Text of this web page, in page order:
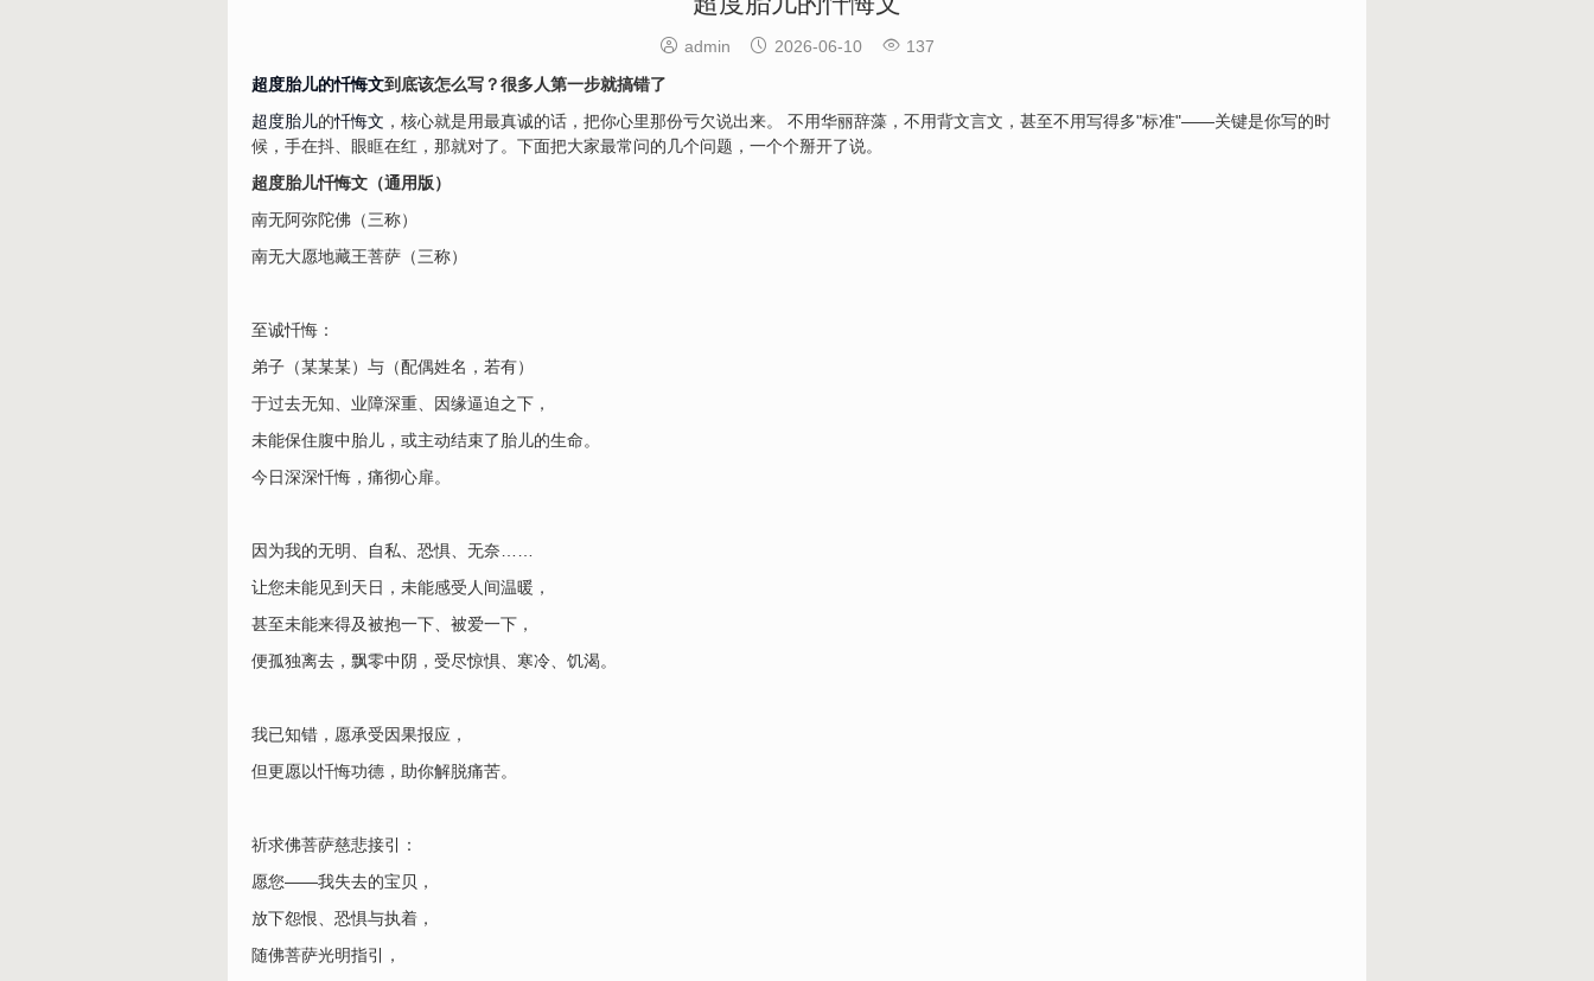
 admin  2026-06-10  137
超度胎儿的忏悔文到底该怎么写？很多人第一步就搞错了
超度胎儿的忏悔文 ，核心就是用最真诚的话，把你心里那份亏欠说出来。 不用华丽辞藻，不用背文言文，甚至不用写得多"标准"——关键是你写的时
候，手在抖、眼眶在红，那就对了。下面把大家最常问的几个问题，一个个掰开了说。
超度胎儿忏悔文（通用版）
南无阿弥陀佛（三称）
南无大愿地藏王菩萨（三称）
至诚忏悔：
弟子（某某某）与（配偶姓名，若有）
于过去无知、业障深重、因缘逼迫之下，
未能保住腹中胎儿，或主动结束了胎儿的生命。
今日深深忏悔，痛彻心扉。
因为我的无明、自私、恐惧、无奈……
让您未能见到天日，未能感受人间温暖，
甚至未能来得及被抱一下、被爱一下，
便孤独离去，飘零中阴，受尽惊惧、寒冷、饥渴。
我已知错，愿承受因果报应，
但更愿以忏悔功德，助你解脱痛苦。
祈求佛菩萨慈悲接引：
愿您——我失去的宝贝，
放下怨恨、恐惧与执着，
随佛菩萨光明指引，